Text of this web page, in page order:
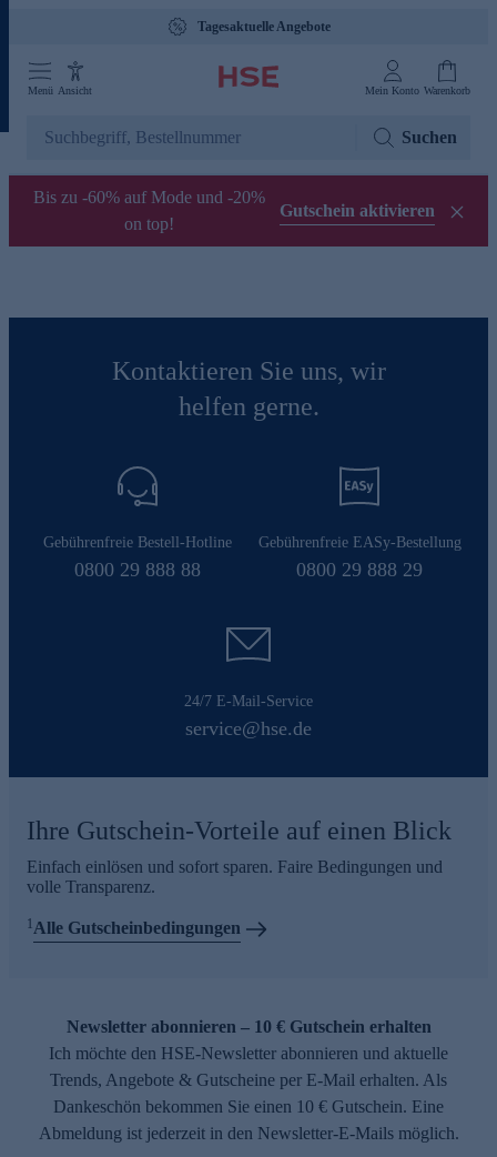
Tagesaktuelle Angebote
Menü Ansicht Mein Konto Warenkorb
Suchen
Bis zu -60% auf Mode und -20%
on top!
Gutschein aktivieren
Kontaktieren Sie uns, wir
helfen gerne.
Gebührenfreie Bestell-Hotline
0800 29 888 88
Gebührenfreie EASy-Bestellung
0800 29 888 29
24/7 E-Mail-Service
service@hse.de
Ihre Gutschein-Vorteile auf einen Blick
Einfach einlösen und sofort sparen. Faire Bedingungen und
volle Transparenz.
1Alle Gutscheinbedingungen
Newsletter abonnieren – 10 € Gutschein erhalten
Ich möchte den HSE-Newsletter abonnieren und aktuelle
Trends, Angebote & Gutscheine per E-Mail erhalten. Als
Dankeschön bekommen Sie einen 10 € Gutschein. Eine
Abmeldung ist jederzeit in den Newsletter-E-Mails möglich.